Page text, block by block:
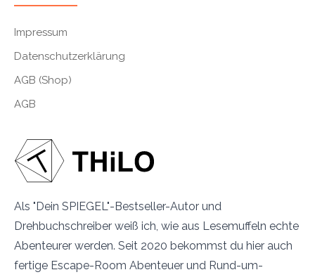
Als "Dein SPIEGEL"-Bestseller-Autor und
Drehbuchschreiber weiß ich, wie aus Lesemuffeln echte
Abenteurer werden. Seit 2020 bekommst du hier auch
fertige Escape-Room Abenteuer und Rund-um-
Impressum
Datenschutzerklärung
AGB (Shop)
AGB